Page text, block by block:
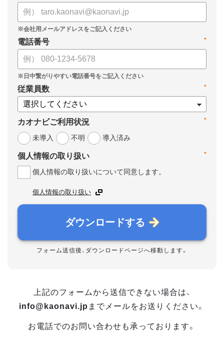
*
電話番号
*
従業員数
*
カオナビご利用状況
未導入
不明 導入済み
*
個人情報の取り扱い
個人情報の取り扱いについて同意します。
個人情報の取り扱い
ダウンロードする
フォーム送信後、ダウンロードページへ移動します。
上記のフォームから送信できない場合は、
info@kaonavi.jp までメールをお送りください。
お電話でのお問い合わせも承っております。